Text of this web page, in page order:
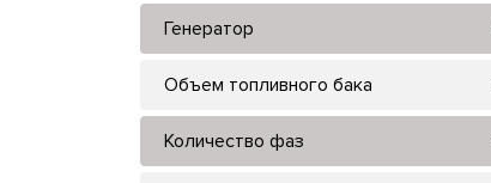
Генератор
Объем топливного бака
Количество фаз